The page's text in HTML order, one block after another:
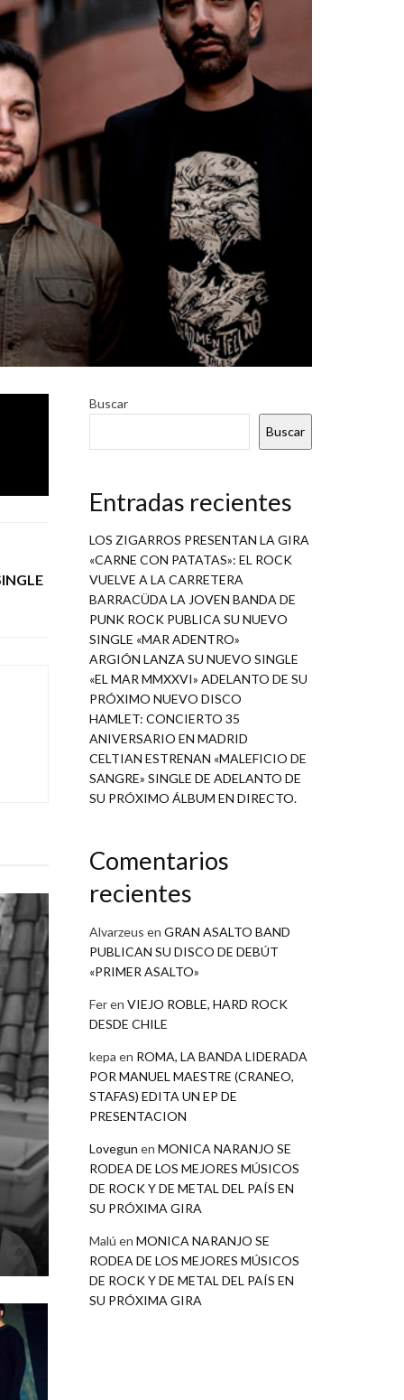
Buscar
Buscar
Entradas recientes
LOS ZIGARROS PRESENTAN LA GIRA
«CARNE CON PATATAS»: EL ROCK
VUELVE A LA CARRETERA
BARRACÜDA LA JOVEN BANDA DE
PUNK ROCK PUBLICA SU NUEVO
SINGLE «MAR ADENTRO»
ARGIÓN LANZA SU NUEVO SINGLE
«EL MAR MMXXVI» ADELANTO DE SU
PRÓXIMO NUEVO DISCO
HAMLET: CONCIERTO 35
ANIVERSARIO EN MADRID
CELTIAN ESTRENAN «MALEFICIO DE
SANGRE» SINGLE DE ADELANTO DE
SU PRÓXIMO ÁLBUM EN DIRECTO.
Comentarios
recientes
Alvarzeus en GRAN ASALTO BAND
PUBLICAN SU DISCO DE DEBÚT
«PRIMER ASALTO»
Feren VIEJO ROBLE, HARD ROCK
DESDE CHILE
kepa en ROMA, LA BANDA LIDERADA
POR MANUEL MAESTRE (CRANEO,
STAFAS) EDITA UN EP DE
PRESENTACION
Lovegun en MONICA NARANJO SE
RODEA DE LOS MEJORES MÚSICOS
DE ROCK Y DE METAL DEL PAÍS EN
SU PRÓXIMA GIRA
Malú en MONICA NARANJO SE
RODEA DE LOS MEJORES MÚSICOS
DE ROCK Y DE METAL DEL PAÍS EN
SU PRÓXIMA GIRA